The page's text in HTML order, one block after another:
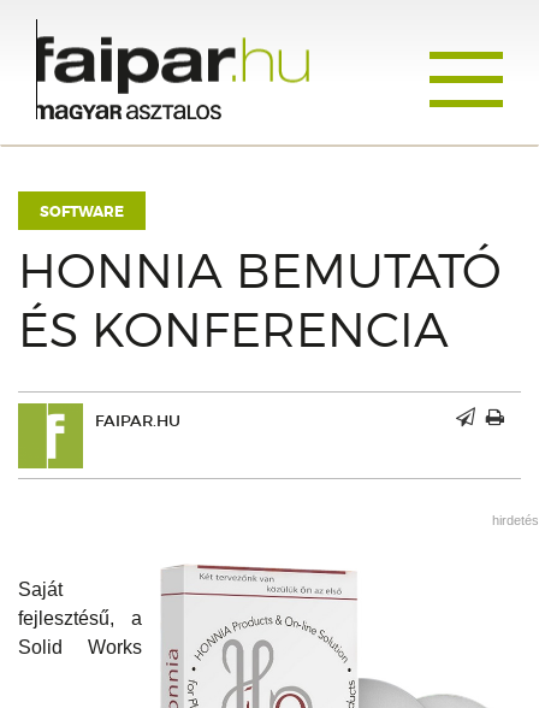
SOFTWARE
HONNIA BEMUTATÓ
ÉS KONFERENCIA
FAIPAR.HU
hirdetés
Saját
fejlesztésű, a
Solid Works